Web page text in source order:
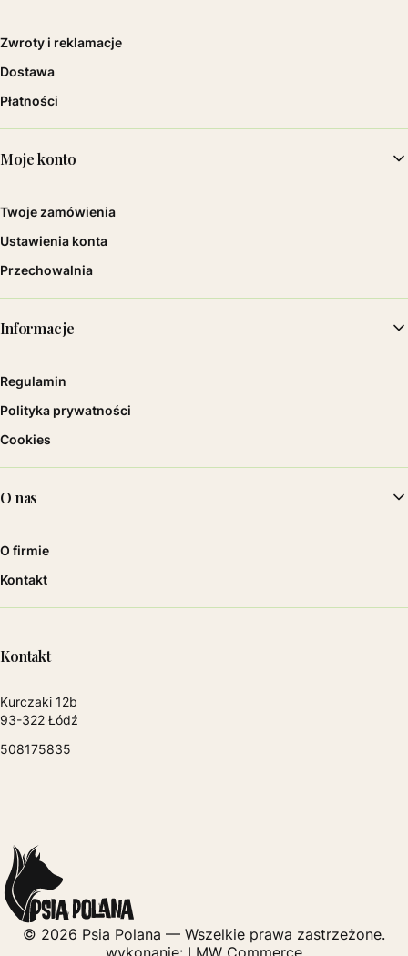
Zwroty i reklamacje
Dostawa
Płatności
Moje konto
Twoje zamówienia
Ustawienia konta
Przechowalnia
Informacje
Regulamin
Polityka prywatności
Cookies
O nas
O firmie
Kontakt
Kontakt
Adres:
Kurczaki 12b
93-322 Łódź
508175835
© 2026 Psia Polana — Wszelkie prawa zastrzeżone.